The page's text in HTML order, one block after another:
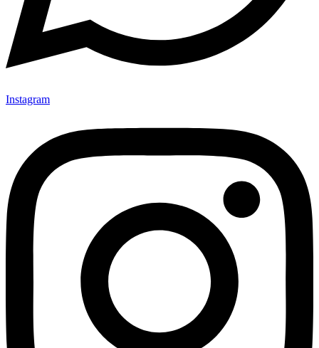
Instagram